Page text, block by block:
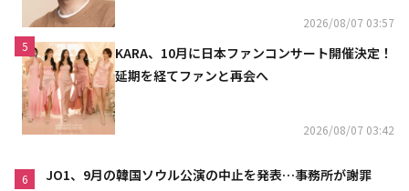
2026/08/07 03:57
5
KARA、10月に日本ファンコンサート開催決定！
延期を経てファンと再会へ
2026/08/07 03:42
6 JO1、9月の韓国ソウル公演の中止を発表…事務所が謝罪